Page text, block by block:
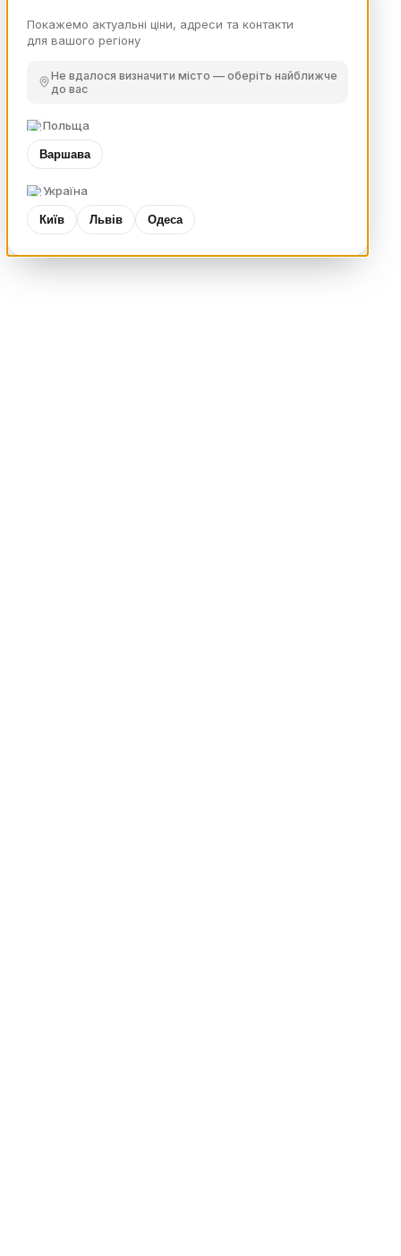
Покажемо актуальні ціни, адреси та контакти
для вашого регіону
Не вдалося визначити місто — оберіть найближче
до вас
Польща
Варшава
Україна
Київ Львів Одеса